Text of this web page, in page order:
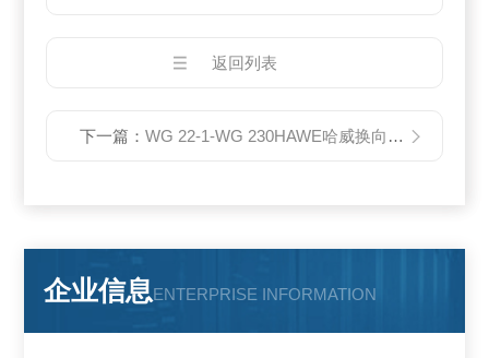
返回列表
下一篇：WG 22-1-WG 230HAWE哈威换向阀产品现货型号
企业信息ENTERPRISE INFORMATION